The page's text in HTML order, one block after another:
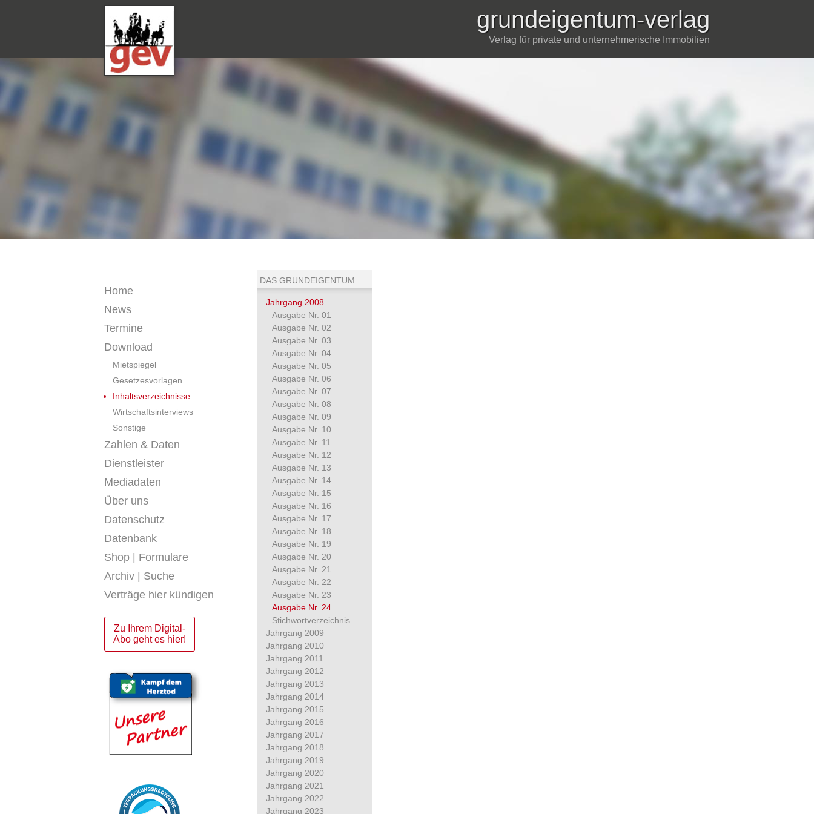
grundeigentum-verlag
Verlag für private und unternehmerische Immobilien
Home
News
Termine
Download
Mietspiegel
Gesetzesvorlagen
Inhaltsverzeichnisse
Wirtschaftsinterviews
Sonstige
Zahlen & Daten
Dienstleister
Mediadaten
Über uns
Datenschutz
Datenbank
Shop | Formulare
Archiv | Suche
Verträge hier kündigen
Zu Ihrem Digital-
Abo geht es hier!
DAS GRUNDEIGENTUM
Jahrgang 2008
Ausgabe Nr. 01
Ausgabe Nr. 02
Ausgabe Nr. 03
Ausgabe Nr. 04
Ausgabe Nr. 05
Ausgabe Nr. 06
Ausgabe Nr. 07
Ausgabe Nr. 08
Ausgabe Nr. 09
Ausgabe Nr. 10
Ausgabe Nr. 11
Ausgabe Nr. 12
Ausgabe Nr. 13
Ausgabe Nr. 14
Ausgabe Nr. 15
Ausgabe Nr. 16
Ausgabe Nr. 17
Ausgabe Nr. 18
Ausgabe Nr. 19
Ausgabe Nr. 20
Ausgabe Nr. 21
Ausgabe Nr. 22
Ausgabe Nr. 23
Ausgabe Nr. 24
Stichwortverzeichnis
Jahrgang 2009
Jahrgang 2010
Jahrgang 2011
Jahrgang 2012
Jahrgang 2013
Jahrgang 2014
Jahrgang 2015
Jahrgang 2016
Jahrgang 2017
Jahrgang 2018
Jahrgang 2019
Jahrgang 2020
Jahrgang 2021
Jahrgang 2022
Jahrgang 2023